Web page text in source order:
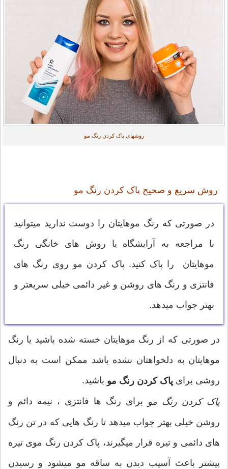
روشهای پاک کردن رنگ مو
روش سریع و صحیح پاک کردن رنگ مو
در صورتی که رنگ موهایتان را دوست ندارید میتوانید
با مراجعه به آرایشگاه یا روش های خانگی رنگ
موهایتان را پاک کنید. پاک کردن مو روی رنگ های
فانتزی و رنگ های روشن و غیر دائمی خیلی سریعتر و
بهتر جواب میدهد.
در صورتی که از رنگ موهایتان خسته شده باشید یا رنگ
موهایتان به دلخواهتان نشده باشد ممکن است به دنبال
روشی برای پاک کردن رنگ مو باشید.
پاک کردن رنگ مو برای رنگ ها فانتزی ، نیمه دائم و
روشن خیلی بهتر جواب میدهد تا رنگ هایی که در تن رنگ
های دائمی و تیره قرار میگیرند، پاک کردن رنگ موی تیره
بیشتر باعث آسیب دیدن به ساقه مو میشود و رسیدن